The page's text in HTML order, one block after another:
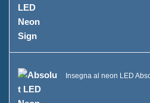
Insegna al neon LED